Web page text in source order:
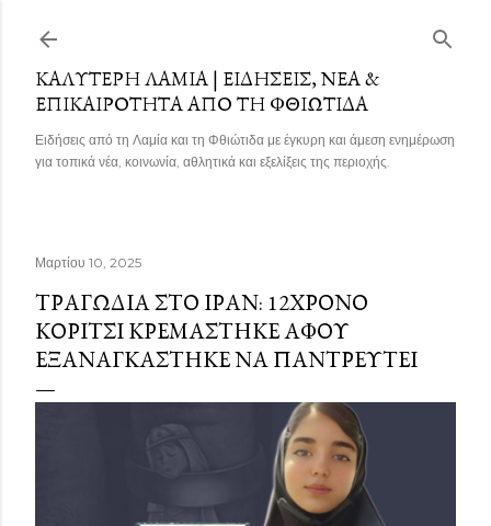
ΚΑΛΎΤΕΡΗ ΛΑΜΊΑ | ΕΙΔΉΣΕΙΣ, ΝΈΑ &
ΕΠΙΚΑΙΡΌΤΗΤΑ ΑΠΌ ΤΗ ΦΘΙΏΤΙΔΑ
Ειδήσεις από τη Λαμία και τη Φθιώτιδα με έγκυρη και άμεση ενημέρωση
για τοπικά νέα, κοινωνία, αθλητικά και εξελίξεις της περιοχής.
Μαρτίου 10, 2025
ΤΡΑΓΩΔΊΑ ΣΤΟ ΙΡΆΝ: 12ΧΡΟΝΟ
ΚΟΡΊΤΣΙ ΚΡΕΜΆΣΤΗΚΕ ΑΦΟΎ
ΕΞΑΝΑΓΚΆΣΤΗΚΕ ΝΑ ΠΑΝΤΡΕΥΤΕΊ